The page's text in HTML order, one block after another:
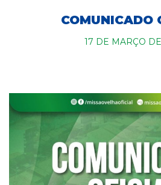
COMUNICADO
17 DE MARÇO